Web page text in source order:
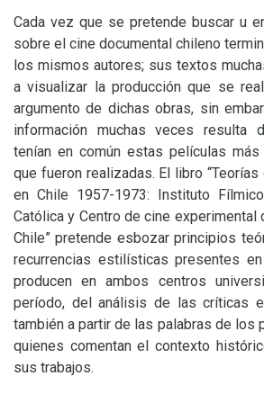
Cada vez que se pretende buscar u
sobre el cine documental chileno
los mismos autores; sus textos
a visualizar la producción que se
argumento de dichas obras, sin
información muchas veces resulta
tenían en común estas películas
que fueron realizadas. El libro
en Chile 1957-1973: Instituto
Católica y Centro de cine experimental
Chile” pretende esbozar principios
recurrencias estilísticas presentes
producen en ambos centros
período, del análisis de las críticas
también a partir de las palabras de los
quienes comentan el contexto
sus trabajos.